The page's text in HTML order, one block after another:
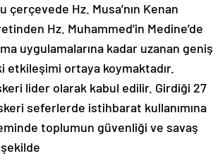
çerçevede Hz. Musa’nın Kenan
Hz. Muhammed’in Medine’de
uygulamalarına kadar uzanan geniş
etkileşimi ortaya koymaktadır.
lider olarak kabul edilir. Girdiği 27
seferlerde istihbarat kullanımına
toplumun güvenliği ve savaş